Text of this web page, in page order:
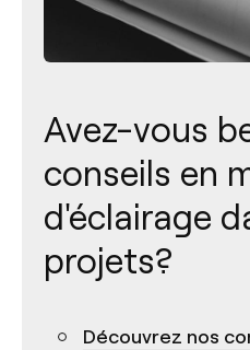
Avez-vous
conseils en
d'éclairage
projets?
Découvrez nos